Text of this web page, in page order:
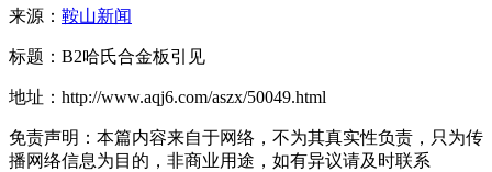
来源： 鞍山新闻
标题：B2哈氏合金板引见
地址：http://www.aqj6.com/aszx/50049.html
免责声明：本篇内容来自于网络，不为其真实性负责，只为传
播网络信息为目的，非商业用途，如有异议请及时联系